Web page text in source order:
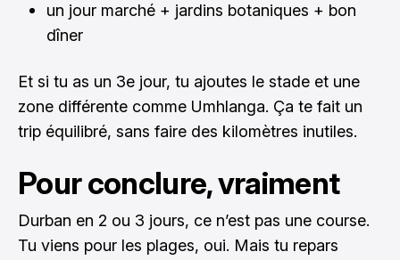
un jour marché + jardins botaniques + bon
dîner
Et si tu as un 3e jour, tu ajoutes le stade et une
zone différente comme Umhlanga. Ça te fait un
trip équilibré, sans faire des kilomètres inutiles.
Pour conclure, vraiment
Durban en 2 ou 3 jours, ce n’est pas une course.
Tu viens pour les plages, oui. Mais tu repars